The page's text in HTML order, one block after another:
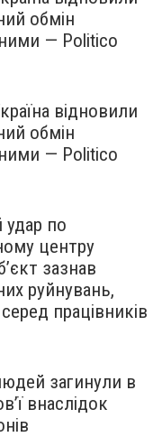
обмін
— Politico
відновили
обмін
— Politico
удар по
центру
зазнав
руйнувань,
працівників
загинули в
внаслідок